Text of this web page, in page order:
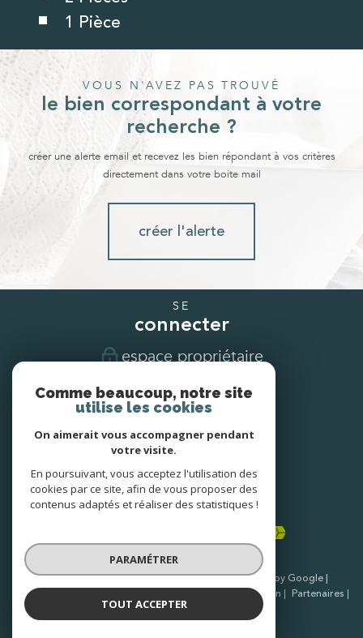
1 Pièce
VOUS N'AVEZ PAS TROUVÉ
le bien correspondant à votre
recherche ?
créer une alerte email et recevez les bien répondant à vos critères
directement dans votre boite mail
créer l'alerte
SE
connecter
espace propriétaire
NOUS
suivre
NOUS
adhérons
© 2026 | Tous droits réservés | Traduction powered by Google |
Nos honoraires
Admin
Partenaires
Politique RGPD
Comme beaucoup, notre site
utilise les cookies
On aimerait vous accompagner pendant
votre visite.
En poursuivant, vous acceptez l'utilisation des
cookies par ce site, afin de vous proposer des
contenus adaptés et réaliser des statistiques !
PARAMÉTRER
TOUT ACCEPTER